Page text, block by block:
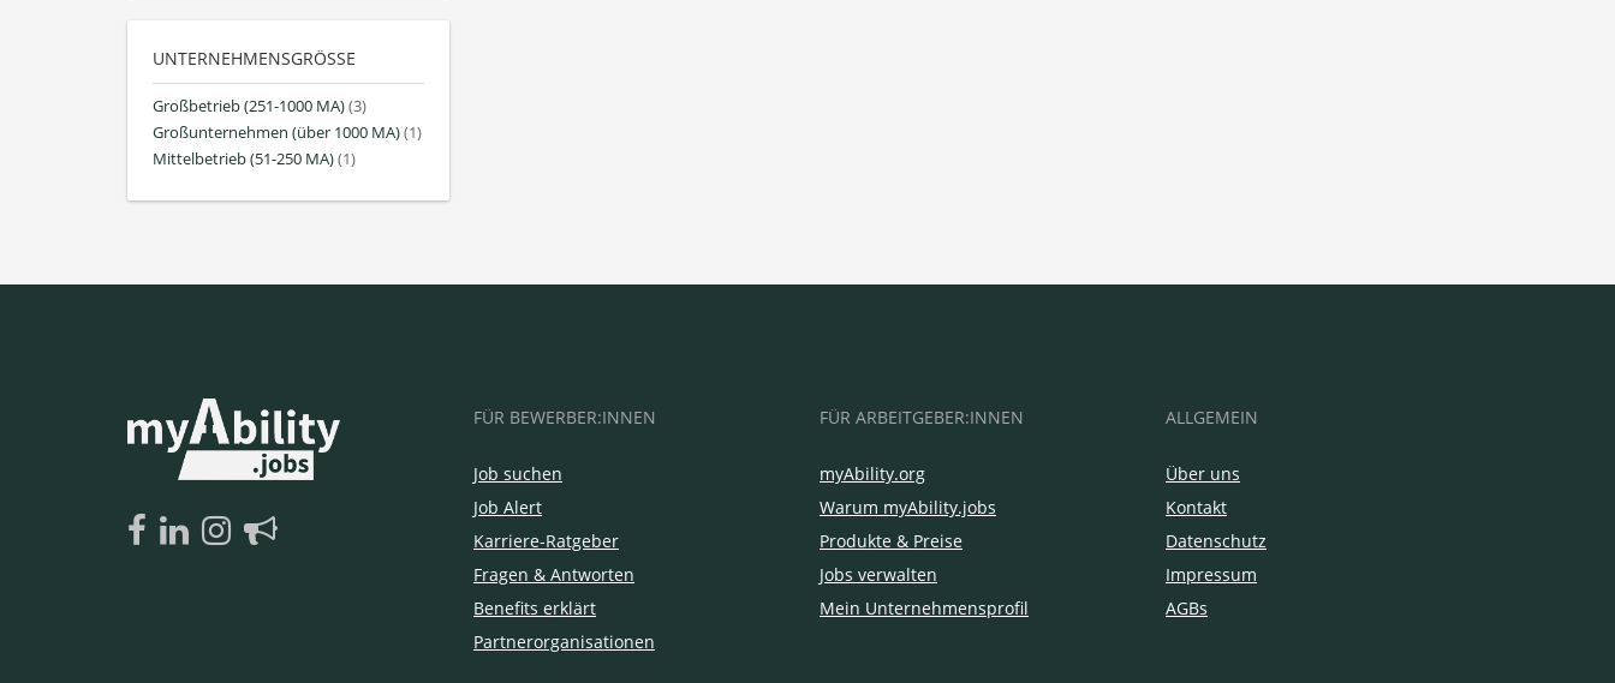
UNTERNEHMENSGRÖSSE
Großbetrieb (251-1000 MA)(3)
Großunternehmen (über 1000 MA)(1)
Mittelbetrieb (51-250 MA)(1)
FÜR BEWERBER:INNEN
Job suchen
Job Alert
Karriere-Ratgeber
Fragen & Antworten
Benefits erklärt
Partnerorganisationen
FÜR ARBEITGEBER:INNEN
myAbility.org
Warum myAbility.jobs
Produkte & Preise
Jobs verwalten
Mein Unternehmensprofil
ALLGEMEIN
Über uns
Kontakt
Datenschutz
Impressum
AGBs